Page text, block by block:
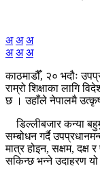
अ अ अ
अ अ अ
काठमाडौँ, २० भदौः
राम्रो शिक्षाका लागि
छ । उहाँले नेपालमै
डिल्लीबजार कन्या
सम्बोधन गर्दै
मात्र होइन, सक्षम, दक्ष
सकिन्छ भन्ने उदाहरण